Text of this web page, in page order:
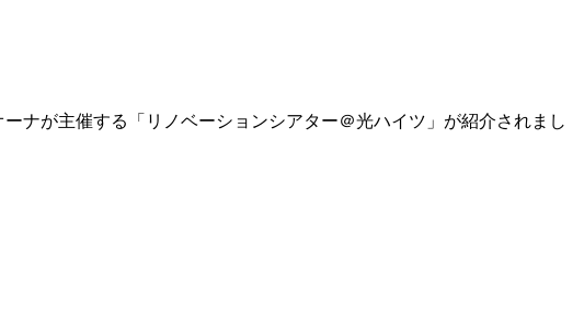
ナが主催する「リノベーションシアター＠光ハイツ」が紹介されまし